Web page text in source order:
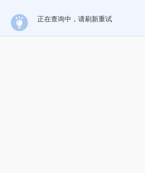
正在查询中，请刷新重试